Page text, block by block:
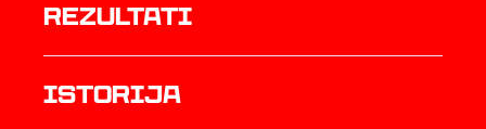
rezultati
istorija